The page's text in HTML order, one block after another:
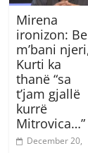
Mirena
ironizon: Be
m’bani
Kurti ka
thanë “sa
t’jam gjallë
kurrë
Mitrovica…”
December 20,